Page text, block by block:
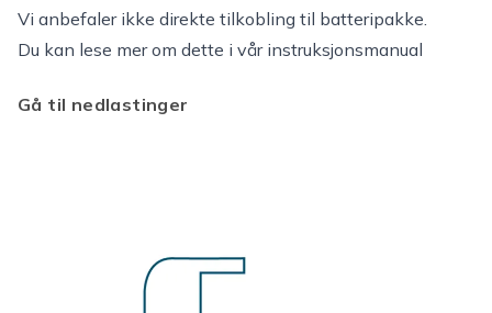
Vi anbefaler ikke direkte tilkobling til batteripakke.
Du kan lese mer om dette i vår instruksjonsmanual
Gå til nedlastinger